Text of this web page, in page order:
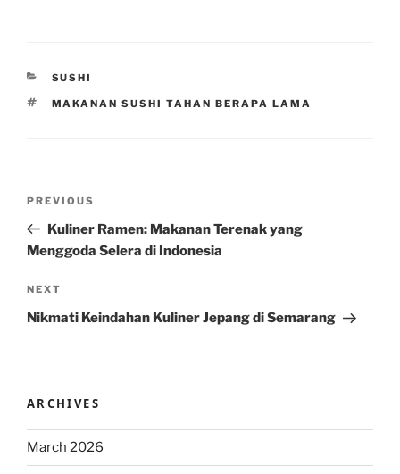
CATEGORIES
SUSHI
TAGS
MAKANAN SUSHI TAHAN BERAPA LAMA
Previous
Post
PREVIOUS
Kuliner Ramen: Makanan Terenak yang
Menggoda Selera di Indonesia
Next
Post
NEXT
Nikmati Keindahan Kuliner Jepang di Semarang
ARCHIVES
March 2026